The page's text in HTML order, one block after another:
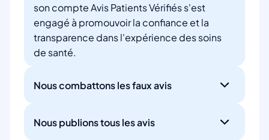
son compte Avis Patients Vérifiés s'est
engagé à promouvoir la confiance et la
transparence dans l'expérience des soins
de santé.
Nous combattons les faux avis
Nous publions tous les avis